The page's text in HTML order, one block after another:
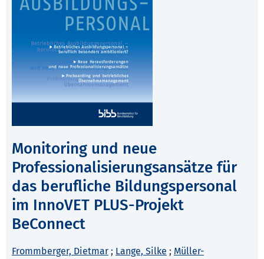
Monitoring und neue
Professionalisierungsansätze für
das berufliche Bildungspersonal
im InnoVET PLUS-Projekt
BeConnect
Frommberger, Dietmar ; Lange, Silke ; Müller-